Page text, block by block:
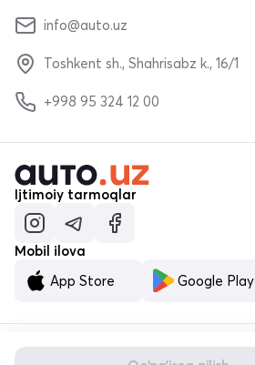
info@auto.uz
Toshkent sh., Shahrisabz k., 16/1
+998 95 324 12 00
Ijtimoiy tarmoqlar
Mobil ilova
App Store
Google Play